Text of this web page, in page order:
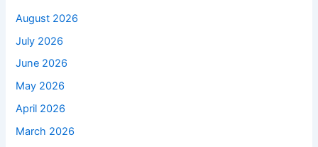
August 2026
July 2026
June 2026
May 2026
April 2026
March 2026